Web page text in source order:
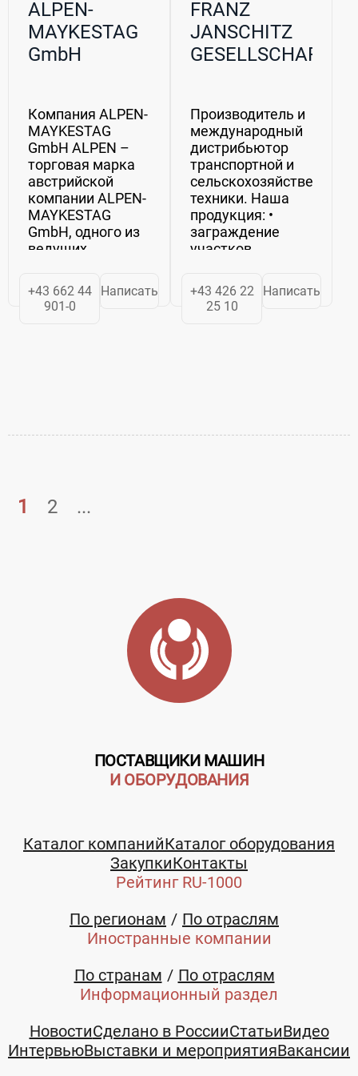
ALPEN-
MAYKESTAG
GmbH
Компания ALPEN-
MAYKESTAG
GmbH ALPEN –
торговая марка
австрийской
компании ALPEN-
MAYKESTAG
GmbH, одного из
ведущих
специальных
инструментов.
Основанное в
недалеко от ...
+43 662 44
901-0
Написать
FRANZ
JANSCHITZ
GESELLSCHAFT
Производитель и
международный
дистрибьютор
транспортной и
сельскохозяйственное
техники. Наша
продукция: •
заграждение
участков
строительства •
посредничество в
сельскохозяйственной
+43 426 22
25 10
Написать
1 2 ...
ПОСТАВЩИКИ МАШИН
И ОБОРУДОВАНИЯ
Каталог компанийКаталог оборудования
ЗакупкиКонтакты
Рейтинг RU-1000
По регионам
По отраслям
Иностранные компании
По странам
По отраслям
Информационный раздел
НовостиСделано в РоссииСтатьиВидео
ИнтервьюВыставки и мероприятияВакансии